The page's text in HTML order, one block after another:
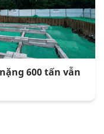
600 tấn vẫn